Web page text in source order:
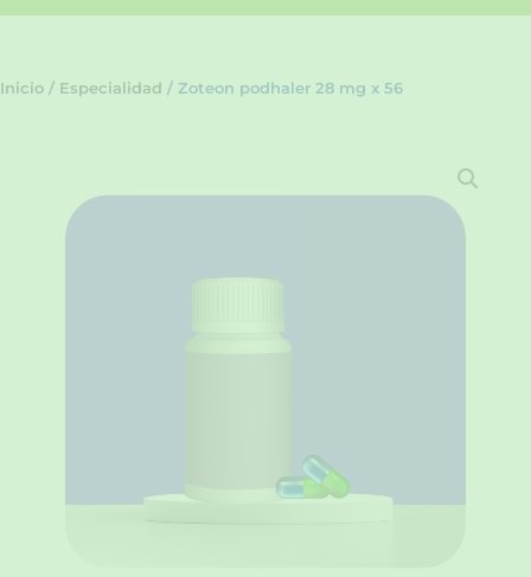
Inicio / Especialidad / Zoteon podhaler 28 mg x 56